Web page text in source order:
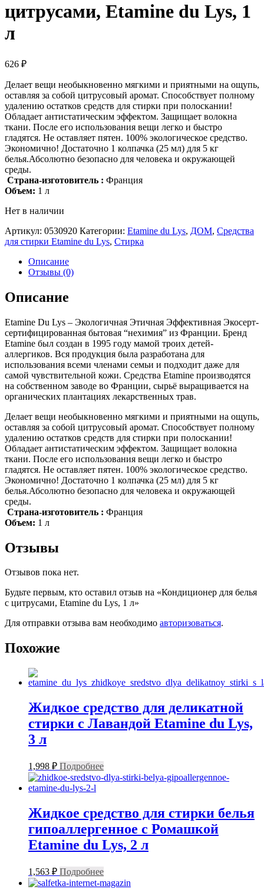
цитрусами, Etamine du Lys, 1
л
626 ₽
Делает вещи необыкновенно мягкими и приятными на ощупь,
оставляя за собой цитрусовый аромат. Способствует полному
удалению остатков средств для стирки при полоскании!
Обладает антистатическим эффектом. Защищает волокна
ткани. После его использования вещи легко и быстро
гладятся. Не оставляет пятен. 100% экологическое средство.
Экономично! Достаточно 1 колпачка (25 мл) для 5 кг
белья.Абсолютно безопасно для человека и окружающей
среды.
Страна-изготовитель : Франция
Объем: 1 л
Нет в наличии
Артикул: 0530920 Категории: Etamine du Lys, ДОМ, Средства
для стирки Etamine du Lys, Стирка
Описание
Отзывы (0)
Описание
Etamine Du Lys – Экологичная Этичная Эффективная Экосерт-
сертифицированная бытовая “нехимия” из Франции. Бренд
Etamine был создан в 1995 году мамой троих детей-
аллергиков. Вся продукция была разработана для
использования всеми членами семьи и подходит даже для
самой чувствительной кожи. Средства Etamine производятся
на собственном заводе во Франции, сырьё выращивается на
органических плантациях лекарственных трав.
Делает вещи необыкновенно мягкими и приятными на ощупь,
оставляя за собой цитрусовый аромат. Способствует полному
удалению остатков средств для стирки при полоскании!
Обладает антистатическим эффектом. Защищает волокна
ткани. После его использования вещи легко и быстро
гладятся. Не оставляет пятен. 100% экологическое средство.
Экономично! Достаточно 1 колпачка (25 мл) для 5 кг
белья.Абсолютно безопасно для человека и окружающей
среды.
Страна-изготовитель : Франция
Объем: 1 л
Отзывы
Отзывов пока нет.
Будьте первым, кто оставил отзыв на «Кондиционер для белья
с цитрусами, Etamine du Lys, 1 л»
Для отправки отзыва вам необходимо авторизоваться.
Похожие
Жидкое средство для деликатной
стирки с Лавандой Etamine du Lys,
3 л
1,998 ₽ Подробнее
Жидкое средство для стирки белья
гипоаллергенное с Ромашкой
Etamine du Lys, 2 л
1,563 ₽ Подробнее